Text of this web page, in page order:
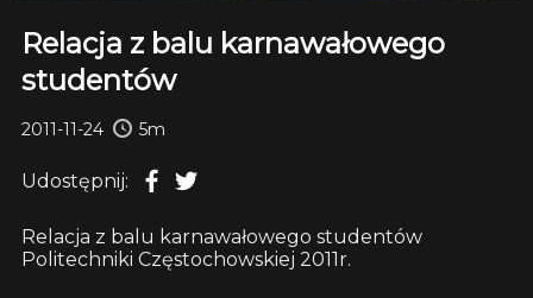
Relacja z balu karnawałowego
studentów
2011-11-24 5m
Udostępnij:
Relacja z balu karnawałowego studentów
Politechniki Częstochowskiej 2011r.